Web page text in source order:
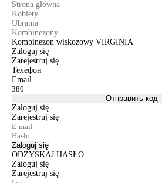
Strona główna
Kobiety
Ubrania
Kombinezony
Kombinezon wiskozowy VIRGINIA
Zaloguj się
Zarejestruj się
Телефон
Email
Отправить код
Zaloguj się
Zarejestruj się
Zaloguj się
ODZYSKAJ HASŁO
Zaloguj się
Zarejestruj się